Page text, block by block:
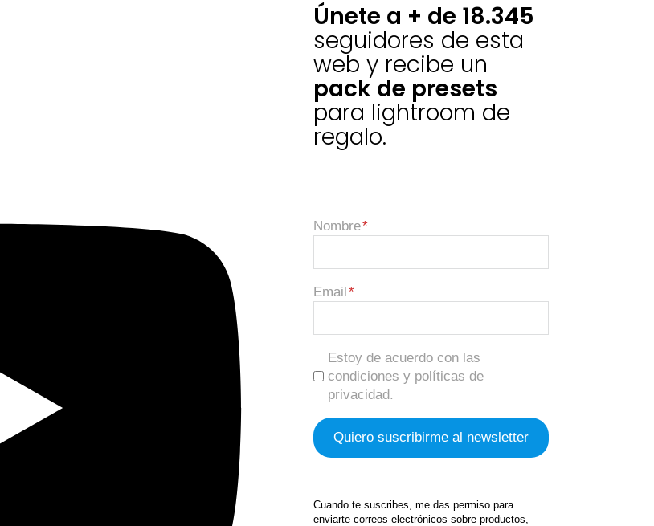
Únete a + de 18.345
seguidores de esta
web y recibe un
pack de presets
para lightroom de
regalo.
Nombre
Email
Estoy de acuerdo con las
condiciones y políticas de
privacidad.
Cuando te suscribes, me das permiso para
enviarte correos electrónicos sobre productos,